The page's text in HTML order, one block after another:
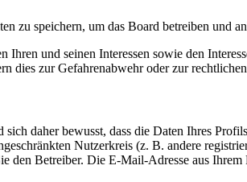
zu speichern, um das Board betreiben und
Ihren und seinen Interessen sowie den
dies zur Gefahrenabwehr oder zur
daher bewusst, dass die Daten Ihres
Nutzerkreis (z. B. andere
den Betreiber. Die E-Mail-Adresse aus